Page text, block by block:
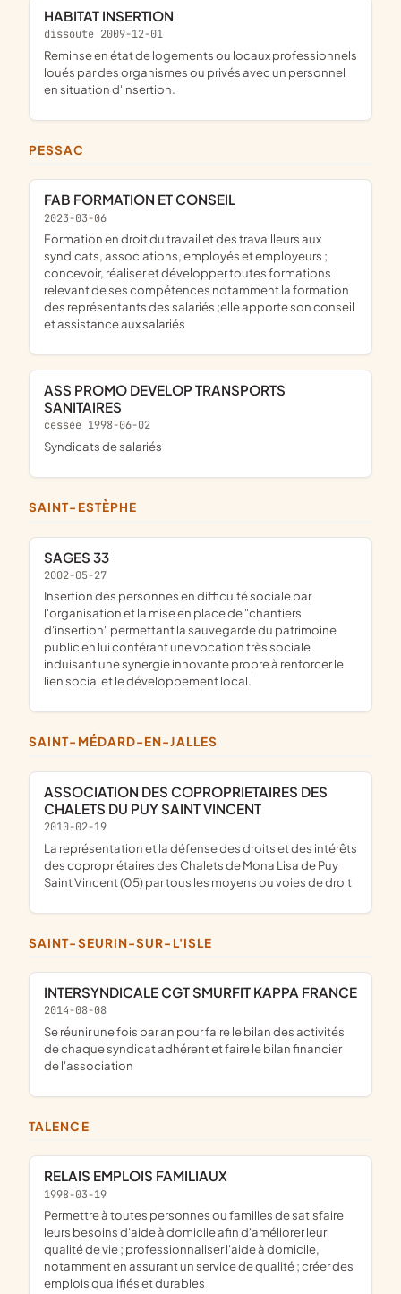
HABITAT INSERTION
dissoute 2009-12-01
reminse en état de logements ou locaux professionnels
loués par des organismes ou privés avec un personnel
en situation d'insertion.
PESSAC
FAB FORMATION ET CONSEIL
2023-03-06
formation en droit du travail et des travailleurs aux
syndicats, associations, employés et employeurs ;
concevoir, réaliser et développer toutes formations
relevant de ses compétences notamment la formation
des représentants des salariés ;elle apporte son conseil
et assistance aux salariés
ASS PROMO DEVELOP TRANSPORTS
SANITAIRES
cessée 1998-06-02
Syndicats de salariés
SAINT-ESTÈPHE
SAGES 33
2002-05-27
Insertion des personnes en difficulté sociale par
l'organisation et la mise en place de "chantiers
d'insertion" permettant la sauvegarde du patrimoine
public en lui conférant une vocation très sociale
induisant une synergie innovante propre à renforcer le
lien social et le développement local.
SAINT-MÉDARD-EN-JALLES
ASSOCIATION DES COPROPRIETAIRES DES
CHALETS DU PUY SAINT VINCENT
2010-02-19
la représentation et la défense des droits et des intérêts
des copropriétaires des Chalets de Mona Lisa de Puy
Saint Vincent (05) par tous les moyens ou voies de droit
SAINT-SEURIN-SUR-L'ISLE
INTERSYNDICALE CGT SMURFIT KAPPA FRANCE
2014-08-08
se réunir une fois par an pour faire le bilan des activités
de chaque syndicat adhérent et faire le bilan financier
de l'association
TALENCE
RELAIS EMPLOIS FAMILIAUX
1998-03-19
permettre à toutes personnes ou familles de satisfaire
leurs besoins d'aide à domicile afin d'améliorer leur
qualité de vie ; professionnaliser l'aide à domicile,
notamment en assurant un service de qualité ; créer des
emplois qualifiés et durables